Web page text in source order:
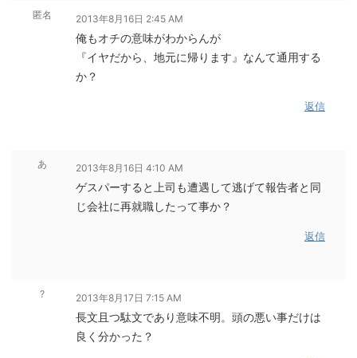
匿名 2013年8月16日 2:45 AM
俺もオチの意味がわからんが
『イヤだから、地元に帰ります』なんて通用する
か？
返信
あ 2013年8月16日 4:10 AM
ゲスパーすると上司も遭遇して逃げて報告者と同
じ会社に再就職したって事か？
返信
? 2013年8月17日 7:15 AM
長文且つ駄文であり意味不明。頭の悪い事だけは
良く分かった？